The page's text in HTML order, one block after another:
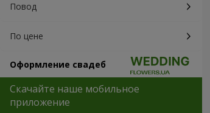
Повод
По цене
Оформление свадеб
Скачайте наше мобильное
приложение